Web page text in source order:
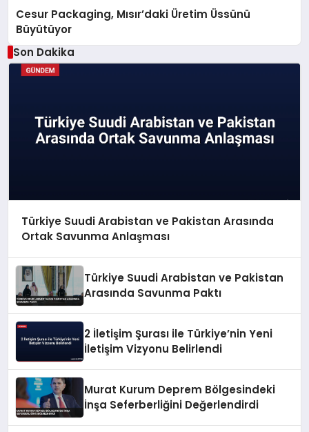
Cesur Packaging, Mısır’daki Üretim Üssünü
Büyütüyor
Son Dakika
Türkiye Suudi Arabistan ve Pakistan Arasında
Ortak Savunma Anlaşması
Türkiye Suudi Arabistan ve Pakistan
Arasında Savunma Paktı
2 İletişim Şurası ile Türkiye’nin Yeni
İletişim Vizyonu Belirlendi
Murat Kurum Deprem Bölgesindeki
İnşa Seferberliğini Değerlendirdi